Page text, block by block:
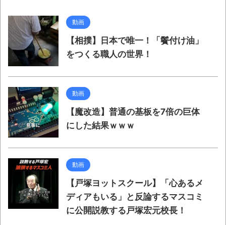
動画
【相撲】日本で唯一！「鬢付け油」
をつくる職人の世界！
動画
【魔改造】普通の基板を7倍の巨体
にした結果ｗｗｗ
動画
【戸塚ヨットスクール】「心あるメ
ディアもいる」と反論するマスコミ
に公開説教する戸塚宏元校長！